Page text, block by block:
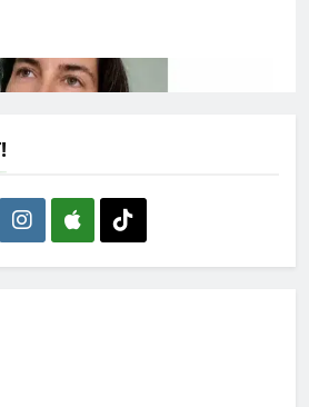
kezd – interjú Gallé-Szpisjak